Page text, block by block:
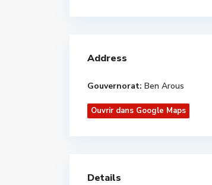
Address
Gouvernorat: Ben Arous
Ouvrir dans Google Maps
Details